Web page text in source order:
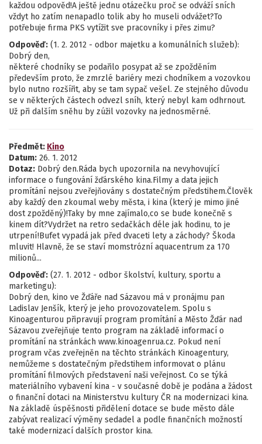
každou odpověd!A ještě jednu otázečku proč se odváží sních
vždyt ho zatím nenapadlo tolik aby ho museli odvážet?To
potřebuje firma PKS vytížit sve pracovníky i přes zimu?
Odpověď: (1. 2. 2012 - odbor majetku a komunálních služeb):
Dobrý den,
některé chodníky se podařilo posypat až se zpožděním
především proto, že zmrzlé bariéry mezi chodníkem a vozovkou
bylo nutno rozšířit, aby se tam sypač vešel. Ze stejného důvodu
se v některých částech odvezl sníh, který nebyl kam odhrnout.
Už při dalším sněhu by zúžil vozovky na jednosměrné.
Předmět: Kino
Datum: 26. 1. 2012
Dotaz: Dobrý den.Ráda bych upozornila na nevyhovující
informace o fungování žďárského kina.Filmy a data jejich
promítání nejsou zveřejňovány s dostatečným předstihem.Člověk
aby každý den zkoumal weby města, i kina (který je mimo jiné
dost zpožděný)!Taky by mne zajímalo,co se bude konečně s
kinem dít?Vydržet na retro sedačkách déle jak hodinu, to je
utrpení!Bufet vypadá jak před dvaceti lety a záchody? Škoda
mluvit! Hlavně, že se staví momstrózní aquacentrum za 170
milionů...
Odpověď: (27. 1. 2012 - odbor školství, kultury, sportu a
marketingu):
Dobrý den, kino ve Žďáře nad Sázavou má v pronájmu pan
Ladislav Jenšík, který je jeho provozovatelem. Spolu s
Kinoagenturou připravují program promítání a Město Žďár nad
Sázavou zveřejňuje tento program na základě informací o
promítání na stránkách www.kinoagenrua.cz. Pokud není
program včas zveřejněn na těchto stránkách Kinoagentury,
nemůžeme s dostatečným předstihem informovat o plánu
promítání filmových představení naši veřejnost. Co se týká
materiálního vybavení kina - v současné době je podána a žádost
o finanční dotaci na Ministerstvu kultury ČR na modernizaci kina.
Na základě úspěšnosti přidělení dotace se bude město dále
zabývat realizací výměny sedadel a podle finančních možností
také modernizací dalších prostor kina.